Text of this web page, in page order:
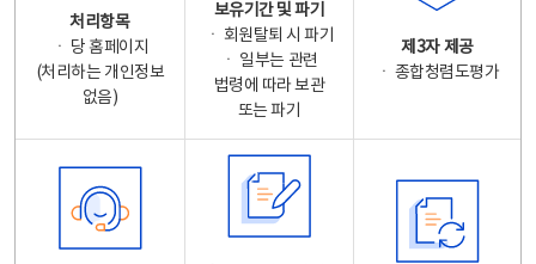
처리항목
ㆍ 당 홈페이지
(처리하는 개인정보
없음)
보유기간 및 파기
ㆍ 회원탈퇴 시 파기
ㆍ 일부는 관련
법령에 따라 보관
또는 파기
제3자 제공
ㆍ 종합청렴도평가